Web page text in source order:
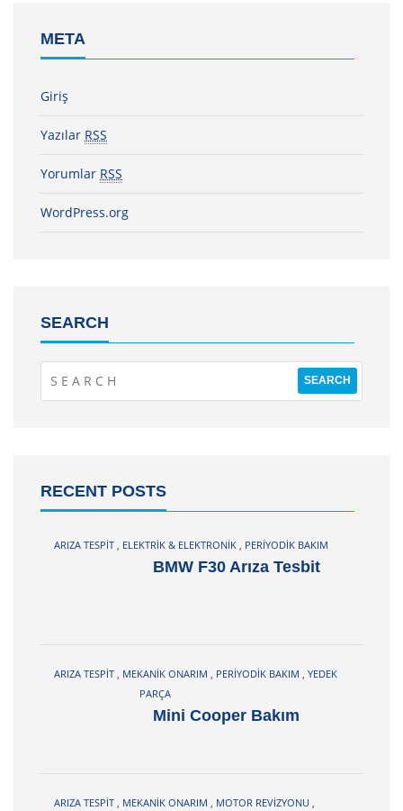
META
Giriş
Yazılar RSS
Yorumlar RSS
WordPress.org
SEARCH
RECENT POSTS
ARIZA TESPIT ELEKTRIK & ELEKTRONIK PERIYODIK BAKIM
BMW F30 Arıza Tesbit
ARIZA TESPIT MEKANIK ONARIM PERIYODIK BAKIM
YEDEK
PARÇA
Mini Cooper Bakım
ARIZA TESPIT MEKANIK ONARIM MOTOR REVIZYONU